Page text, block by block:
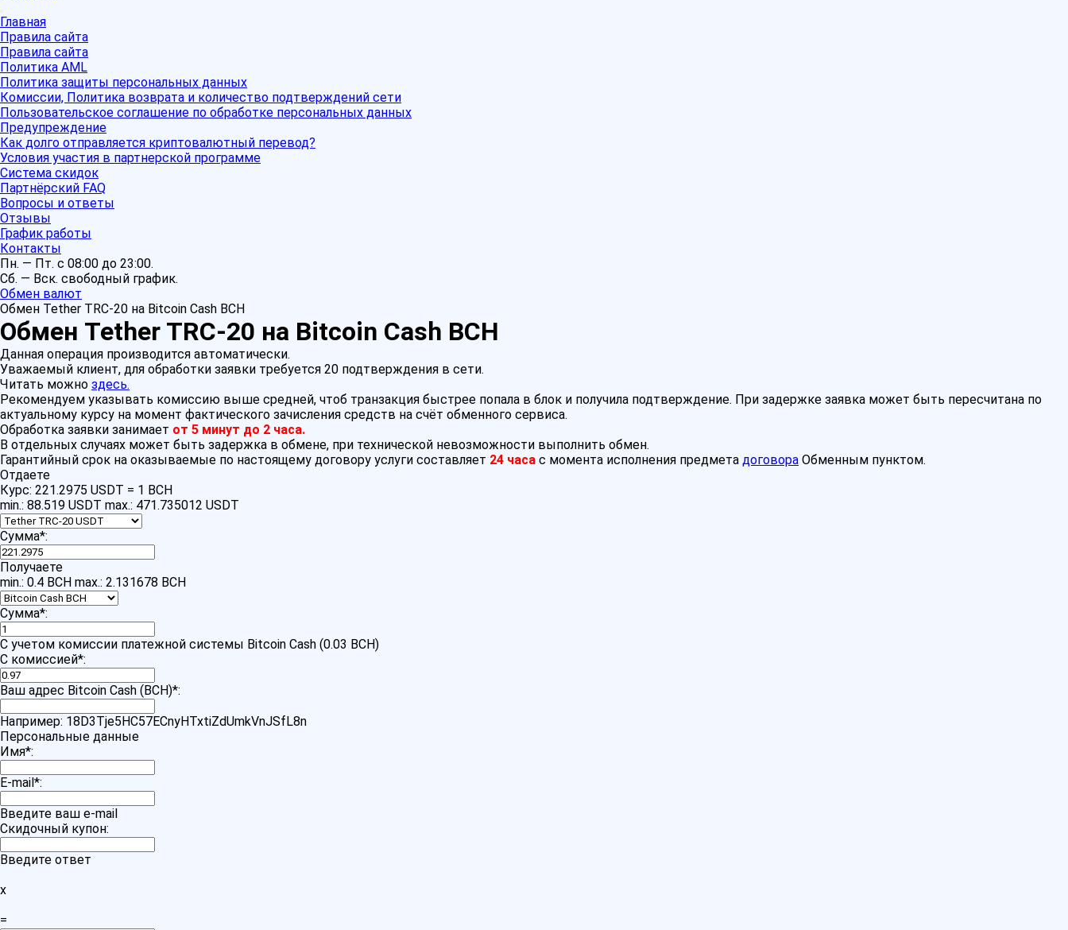
Главная
Правила сайта
Правила сайта
Политика AML
Политика защиты персональных данных
Комиссии, Политика возврата и количество подтверждений сети
Пользовательское соглашение по обработке персональных данных
Предупреждение
Как долго отправляется криптовалютный перевод?
Условия участия в партнерской программе
Система скидок
Партнёрский FAQ
Вопросы и ответы
Отзывы
График работы
Контакты
Пн. — Пт. с 08:00 до 23:00.
Сб. — Вск. свободный график.
Обмен валют
Обмен Tether TRC-20 на Bitcoin Cash BCH
Обмен Tether TRC-20 на Bitcoin Cash BCH
Данная операция производится автоматически.
Уважаемый клиент, для обработки заявки требуется 20 подтверждения в сети.
Читать можно здесь.
Рекомендуем указывать комиссию выше средней, чтоб транзакция быстрее попала в блок и получила подтверждение. При задержке заявка может быть пересчитана по
актуальному курсу на момент фактического зачисления средств на счёт обменного сервиса.
Обработка заявки занимает от 5 минут до 2 часа.
В отдельных случаях может быть задержка в обмене, при технической невозможности выполнить обмен.
Гарантийный срок на оказываемые по настоящему договору услуги составляет 24 часа с момента исполнения предмета договора Обменным пунктом.
Отдаете
Курс: 221.2975 USDT = 1 BCH
min.: 88.519 USDT max.: 471.735012 USDT
Сумма*:
Получаете
min.: 0.4 BCH max.: 2.131678 BCH
Сумма*:
С учетом комиссии платежной системы Bitcoin Cash (0.03 BCH)
С комиссией*:
Ваш адрес Bitcoin Cash (BCH)*:
Например: 18D3Tje5HC57ECnyHTxtiZdUmkVnJSfL8n
Персональные данные
Имя*:
E-mail*:
Введите ваш e-mail
Скидочный купон:
Введите ответ
x
=